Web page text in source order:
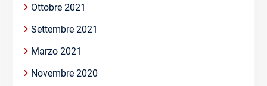
Ottobre 2021
Settembre 2021
Marzo 2021
Novembre 2020